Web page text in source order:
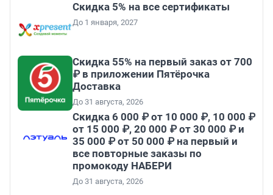
Скидка 5% на все сертификаты
До 1 января, 2027
Скидка 55% на первый заказ от 700
₽ в приложении Пятёрочка
Доставка
До 31 августа, 2026
Скидка 6 000 ₽ от 10 000 ₽, 10 000 ₽
от 15 000 ₽, 20 000 ₽ от 30 000 ₽ и
35 000 ₽ от 50 000 ₽ на первый и
все повторные заказы по
промокоду НАБЕРИ
До 31 августа, 2026